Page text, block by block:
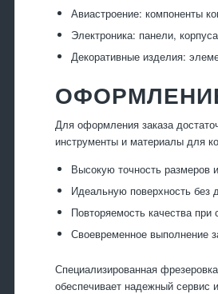
Авиастроение: компоненты
Электроника: панели,
Декоративные изделия:
Для оформления заказа
инструменты и материалы для
Высокую точность размеров
Идеальную поверхность без
Повторяемость качества при
Своевременное выполнение
Специализированная
обеспечивает надежный